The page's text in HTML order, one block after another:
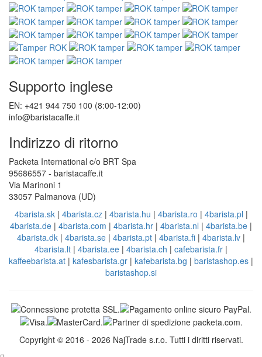
Supporto inglese
EN: +421 944 750 100 (8:00-12:00)
info@baristacaffe.it
Indirizzo di ritorno
Packeta International c/o BRT Spa
95686557 - baristacaffe.it
Via Marinoni 1
33057 Palmanova (UD)
4barista.sk| 4barista.cz| 4barista.hu | 4barista.ro | 4barista.pl |
4barista.de | 4barista.com | 4barista.hr | 4barista.nl | 4barista.be |
4barista.dk | 4barista.se | 4barista.pt | 4barista.fi | 4barista.lv |
4barista.lt | 4barista.ee | 4barista.ch | cafebarista.fr |
kaffeebarista.at | kafesbarista.gr | kafebarista.bg | baristashop.es |
baristashop.si
Copyright © 2016 - 2026 NajTrade s.r.o. Tutti i diritti riservati.